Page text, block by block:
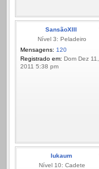
SansãoXIII
Nível 3: Peladeiro
Mensagens: 120
Registrado em: Dom Dez 11,
2011 5:38 pm
lukaum
Nível 10: Cadete